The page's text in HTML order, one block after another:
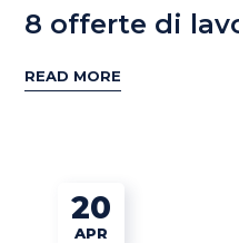
8 offerte di
READ MORE
20
APR